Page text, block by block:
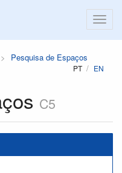
Pesquisa de Espaços
PT EN
C5